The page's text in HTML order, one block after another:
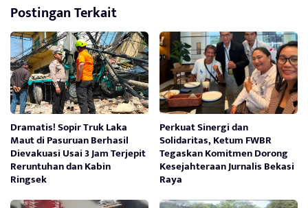
Postingan Terkait
Dramatis! Sopir Truk Laka
Maut di Pasuruan Berhasil
Dievakuasi Usai 3 Jam Terjepit
Reruntuhan dan Kabin
Ringsek
Perkuat Sinergi dan
Solidaritas, Ketum FWBR
Tegaskan Komitmen Dorong
Kesejahteraan Jurnalis Bekasi
Raya